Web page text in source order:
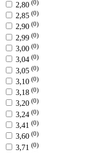
2,80 (0)
2,85 (0)
2,90 (0)
2,99 (0)
3,00 (0)
3,04 (0)
3,05 (0)
3,10 (0)
3,18 (0)
3,20 (0)
3,24 (0)
3,41 (0)
3,60 (0)
3,71 (0)